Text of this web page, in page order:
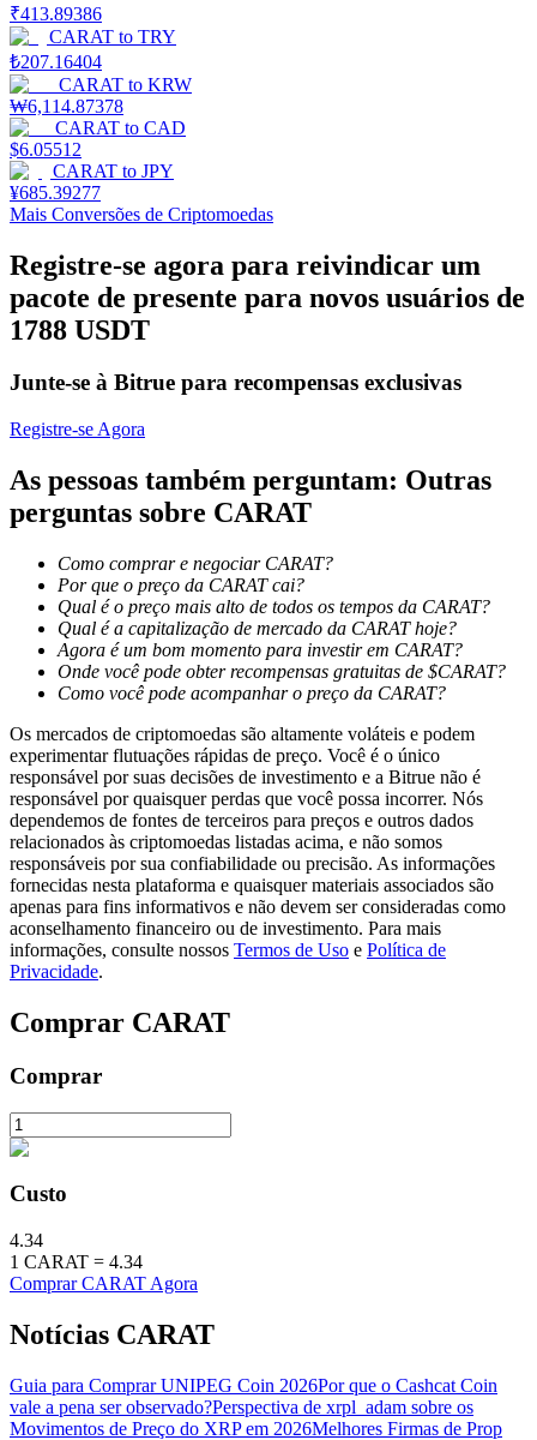
Estratégias de negociação
Aprenda como se manter lucrativo
Porquinho poderoso
Ganhe recompensas competitivas diariamente
Estacamento
Altos retornos e acesso instantâneo
Staking flexível para ganhar tokens populares.
₹413.89386
CARAT to TRY
₺207.16404
CARAT to KRW
₩6,114.87378
CARAT to CAD
$6.05512
CARAT to JPY
¥685.39277
Mais Conversões de Criptomoedas
Registre-se agora para reivindicar um
pacote de presente para novos usuários de
1788 USDT
Junte-se à Bitrue para recompensas exclusivas
Registre-se Agora
As pessoas também perguntam: Outras
perguntas sobre CARAT
Como comprar e negociar CARAT?
Por que o preço da CARAT cai?
Qual é o preço mais alto de todos os tempos da CARAT?
Qual é a capitalização de mercado da CARAT hoje?
Agora é um bom momento para investir em CARAT?
Onde você pode obter recompensas gratuitas de $CARAT?
Como você pode acompanhar o preço da CARAT?
Os mercados de criptomoedas são altamente voláteis e podem
experimentar flutuações rápidas de preço. Você é o único
responsável por suas decisões de investimento e a Bitrue não é
responsável por quaisquer perdas que você possa incorrer. Nós
dependemos de fontes de terceiros para preços e outros dados
relacionados às criptomoedas listadas acima, e não somos
responsáveis por sua confiabilidade ou precisão. As informações
fornecidas nesta plataforma e quaisquer materiais associados são
apenas para fins informativos e não devem ser consideradas como
aconselhamento financeiro ou de investimento. Para mais
informações, consulte nossos Termos de Uso e Política de
Privacidade.
Comprar CARAT
Comprar
Custo
4.34
1 CARAT = 4.34
Comprar CARAT Agora
Notícias CARAT
Guia para Comprar UNIPEG Coin 2026Por que o Cashcat Coin
vale a pena ser observado?Perspectiva de xrpl_adam sobre os
Movimentos de Preço do XRP em 2026Melhores Firmas de Prop